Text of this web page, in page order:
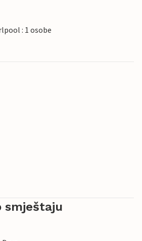
: 1 osobe
smještaju